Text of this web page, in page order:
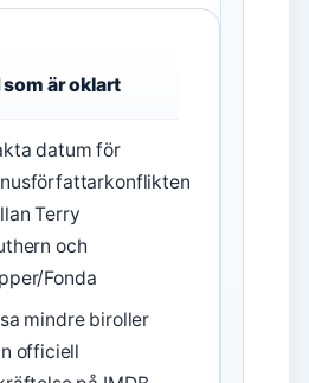
som är oklart
datum för
Terry
och
Fonda
mindre biroller
officiell